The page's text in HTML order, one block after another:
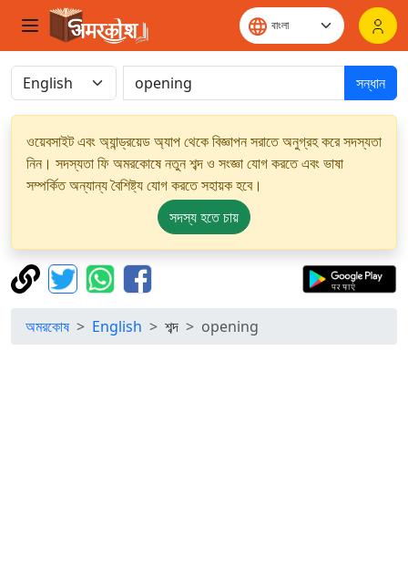
সন্ধান
ওয়েবসাইট এবং অ্যান্ড্রয়েড অ্যাপ থেকে বিজ্ঞাপন সরাতে অনুগ্রহ করে সদস্যতা
নিন। সদস্যতা ফি অমরকোষে নতুন শব্দ ও সংজ্ঞা যোগ করতে এবং ভাষা
সম্পর্কিত অন্যান্য বৈশিষ্ট্য যোগ করতে সহায়ক হবে।
সদস্য হতে চায়
অমরকোষ English শব্দ opening